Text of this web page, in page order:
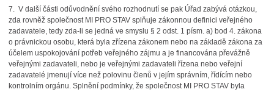
7. V další části odůvodnění svého rozhodnutí se pak Úřad zabývá otázkou,
zda rovněž společnost MI PRO STAV splňuje zákonnou definici veřejného
zadavatele, tedy zda-li se jedná ve smyslu § 2 odst. 1 písm. a) bod 4. zákona
o právnickou osobu, která byla zřízena zákonem nebo na základě zákona za
účelem uspokojování potřeb veřejného zájmu a je financována převážně
veřejnými zadavateli, nebo je veřejnými zadavateli řízena nebo veřejní
zadavatelé jmenují více než polovinu členů v jejím správním, řídícím nebo
kontrolním orgánu. Splnění podmínky, že společnost MI PRO STAV byla